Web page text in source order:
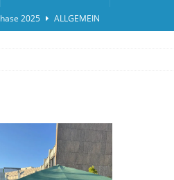
2025
ALLGEMEIN